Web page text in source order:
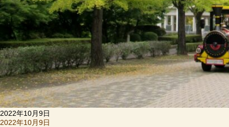
2022年10月9日
投
2022年10月9日